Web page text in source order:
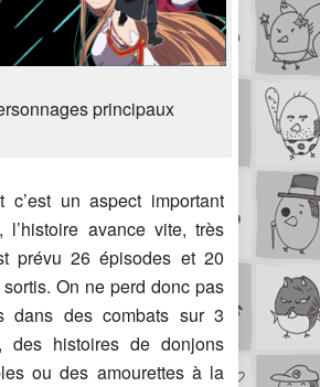
principaux
c’est un aspect important
l’histoire avance vite, très
prévu 26 épisodes et 20
On ne perd donc pas
dans des combats sur 3
des histoires de donjons
ou des amourettes à la